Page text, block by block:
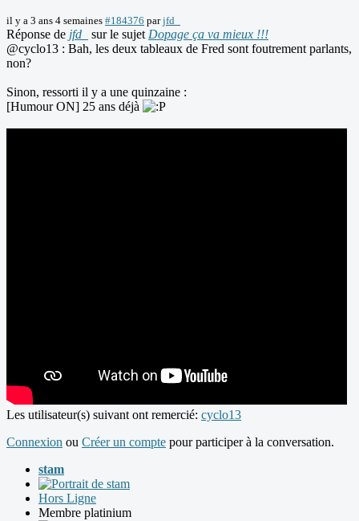
il y a 3 ans 4 semaines #184376 parjfd_
Réponse de jfd_ sur le sujet Dopage ça va mieux !!!
@cyclo13 : Bah, les deux tableaux de Fred sont foutrement parlants,
non?
Sinon, ressorti il y a une quinzaine :
[Humour ON] 25 ans déjà
Les utilisateur(s) suivant ont remercié: cyclo13
Connexion ou Créer un compte pour participer à la conversation.
stam
Hors Ligne
Membre platinium